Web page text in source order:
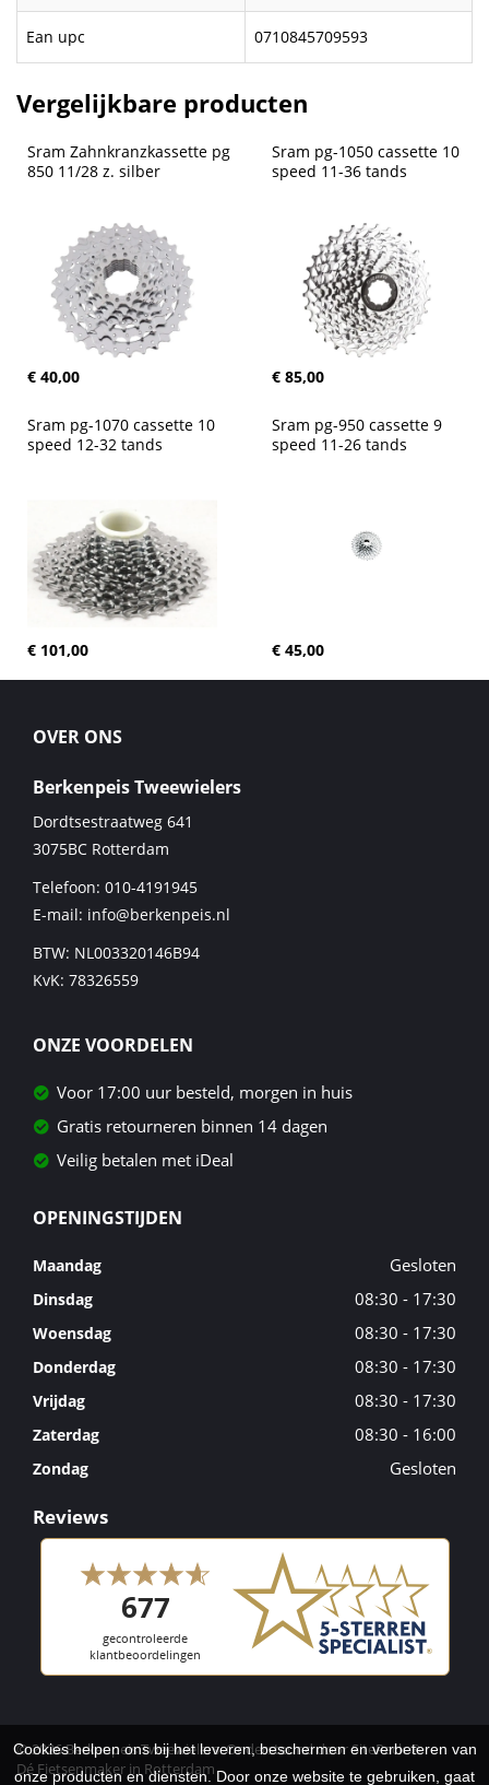
Ean upc 0710845709593
Vergelijkbare producten
Sram Zahnkranzkassette pg
850 11/28 z. silber
€ 40,00
Sram pg-1050 cassette 10
speed 11-36 tands
€ 85,00
Sram pg-1070 cassette 10
speed 12-32 tands
€ 101,00
Sram pg-950 cassette 9
speed 11-26 tands
€ 45,00
OVER ONS
Berkenpeis Tweewielers
Dordtsestraatweg 641
3075BC Rotterdam
Telefoon: 010-4191945
E-mail: info@berkenpeis.nl
BTW: NL003320146B94
KvK: 78326559
ONZE VOORDELEN
Voor 17:00 uur besteld, morgen in huis
Gratis retourneren binnen 14 dagen
Veilig betalen met iDeal
OPENINGSTIJDEN
Maandag Gesloten
Dinsdag 08:30 - 17:30
Woensdag 08:30 - 17:30
Donderdag 08:30 - 17:30
Vrijdag 08:30 - 17:30
Zaterdag 08:30 - 16:00
Zondag Gesloten
Reviews
© 2026 Berkenpeis Tweewielers. Ondersteund doorSitePack ®
Dé Fietsenmaker in Rotterdam
Cookies helpen ons bij het leveren, beschermen en verbeteren van
onze producten en diensten. Door onze website te gebruiken, gaat